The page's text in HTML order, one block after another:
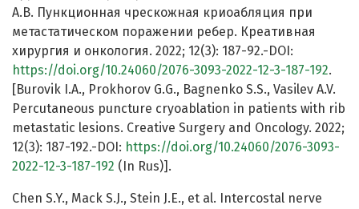
А.В. Пункционная чрескожная криоабляция при
метастатическом поражении ребер. Креативная
хирургия и онкология. 2022; 12(3): 187-92.-DOI:
https://doi.org/10.24060/2076-3093-2022-12-3-187-192.
[Burovik I.A., Prokhorov G.G., Bagnenko S.S., Vasilev A.V.
Percutaneous puncture cryoablation in patients with rib
metastatic lesions. Creative Surgery and Oncology. 2022;
12(3): 187-192.-DOI: https://doi.org/10.24060/2076-3093-
2022-12-3-187-192 (In Rus)].
Chen S.Y., Mack S.J., Stein J.E., et al. Intercostal nerve